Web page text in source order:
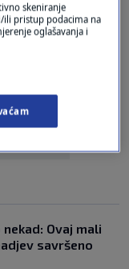
Ovaj mali
savršeno
skeniranje
ili pristup podacima na
oglašavanja i